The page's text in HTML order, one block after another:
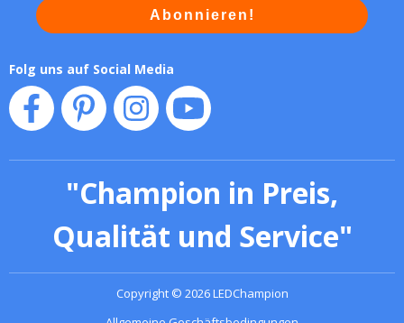
Abonnieren!
Folg uns auf Social Media
"Champion in Preis,
Qualität und Service"
Copyright© 2026LEDChampion